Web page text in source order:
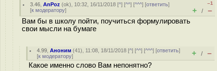
3.46 ,AnPoz (ok), 10:32, 16/11/2018 [^] [^^] [^^^] [ответить]
[к модератору]
–1
+ / –
Вам бы в школу пойти, поучиться формулировать
свои мысли на бумаге
4.99 ,Аноним (41), 11:08, 18/11/2018 [^] [^^] [^^^] [ответить]
[к модератору] + / –
Какое именно слово Вам непонятно?